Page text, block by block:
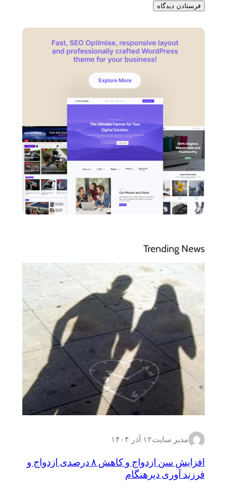
Trending News
مدیر سایت۱۲ آذر ۱۴۰۴
افزایش سن ازدواج و کاهش ۸ درصدی ازدواج و
فرزند آوری دیرهنگام